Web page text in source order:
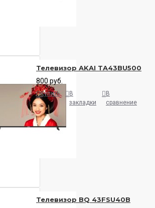
Телевизор AKAI TA43BU500
800 руб.
Купить
В
закладки
В
сравнение
Телевизор BQ 43FSU40B